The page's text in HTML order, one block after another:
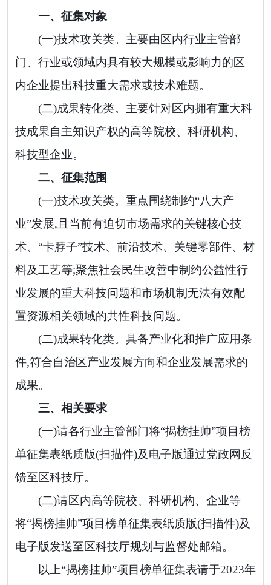
一、征集对象
(一)技术攻关类。 主要由区内行业主管部
门、行业或领域内具有较大规模或影响力的区
内企业提出科技重大需求或技术难题。
(二)成果转化类。 主要针对区内拥有重大科
技成果自主知识产权的高等院校、科研机构、
科技型企业。
二、征集范围
(一)技术攻关类。 重点围绕制约“八大产
业”发展,且当前有迫切市场需求的关键核心技
术、“卡脖子”技术、前沿技术、关键零部件、材
料及工艺等;聚焦社会民生改善中制约公益性行
业发展的重大科技问题和市场机制无法有效配
置资源相关领域的共性科技问题。
(二)成果转化类。 具备产业化和推广应用条
件,符合自治区产业发展方向和企业发展需求的
成果。
三、相关要求
(一)请各行业主管部门将“揭榜挂帅”项目榜
单征集表纸质版(扫描件)及电子版通过党政网反
馈至区科技厅。
(二)请区内高等院校、科研机构、企业等
将“揭榜挂帅”项目榜单征集表纸质版(扫描件)及
电子版发送至区科技厅规划与监督处邮箱。
以上“揭榜挂帅”项目榜单征集表请于2023年